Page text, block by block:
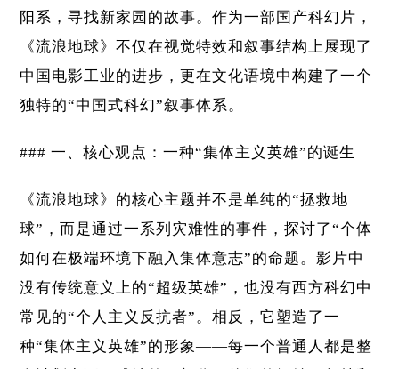
阳系，寻找新家园的故事。作为一部国产科幻片，
《流浪地球》不仅在视觉特效和叙事结构上展现了
中国电影工业的进步，更在文化语境中构建了一个
独特的“中国式科幻”叙事体系。
### 一、核心观点：一种“集体主义英雄”的诞生
《流浪地球》的核心主题并不是单纯的“拯救地
球”，而是通过一系列灾难性的事件，探讨了“个体
如何在极端环境下融入集体意志”的命题。影片中
没有传统意义上的“超级英雄”，也没有西方科幻中
常见的“个人主义反抗者”。相反，它塑造了一
种“集体主义英雄”的形象——每一个普通人都是整